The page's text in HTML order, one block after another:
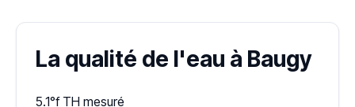
La qualité de l'eau à Baugy
5.1°f TH mesuré